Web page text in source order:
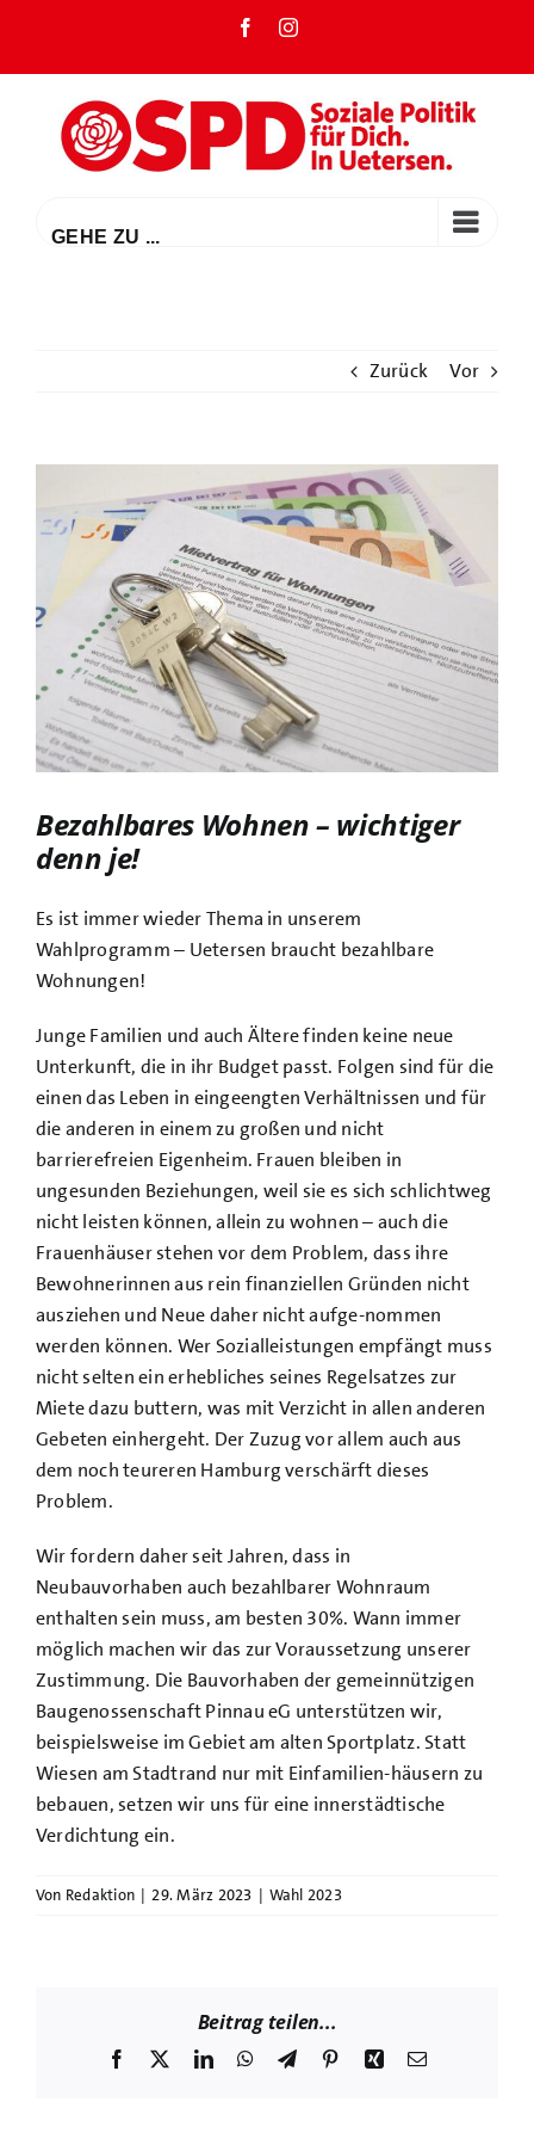
springen
FacebookInstagram
GEHE ZU ...
Zurück Vor
grösseres
Bild
Bezahlbares Wohnen – wichtiger
denn je!
Es ist immer wieder Thema in unserem
Wahlprogramm – Uetersen braucht bezahlbare
Wohnungen!
Junge Familien und auch Ältere finden keine neue
Unterkunft, die in ihr Budget passt. Folgen sind für die
einen das Leben in eingeengten Verhältnissen und für
die anderen in einem zu großen und nicht
barrierefreien Eigenheim. Frauen bleiben in
ungesunden Beziehungen, weil sie es sich schlichtweg
nicht leisten können, allein zu wohnen – auch die
Frauenhäuser stehen vor dem Problem, dass ihre
Bewohnerinnen aus rein finanziellen Gründen nicht
ausziehen und Neue daher nicht aufge-nommen
werden können. Wer Sozialleistungen empfängt muss
nicht selten ein erhebliches seines Regelsatzes zur
Miete dazu buttern, was mit Verzicht in allen anderen
Gebeten einhergeht. Der Zuzug vor allem auch aus
dem noch teureren Hamburg verschärft dieses
Problem.
Wir fordern daher seit Jahren, dass in
Neubauvorhaben auch bezahlbarer Wohnraum
enthalten sein muss, am besten 30%. Wann immer
möglich machen wir das zur Voraussetzung unserer
Zustimmung. Die Bauvorhaben der gemeinnützigen
Baugenossenschaft Pinnau eG unterstützen wir,
beispielsweise im Gebiet am alten Sportplatz. Statt
Wiesen am Stadtrand nur mit Einfamilien-häusern zu
bebauen, setzen wir uns für eine innerstädtische
Verdichtung ein.
Von Redaktion | 29. März 2023 | Wahl 2023
Beitrag teilen...
Facebook LinkedInWhatsApp
TelegramPinterestXing E-